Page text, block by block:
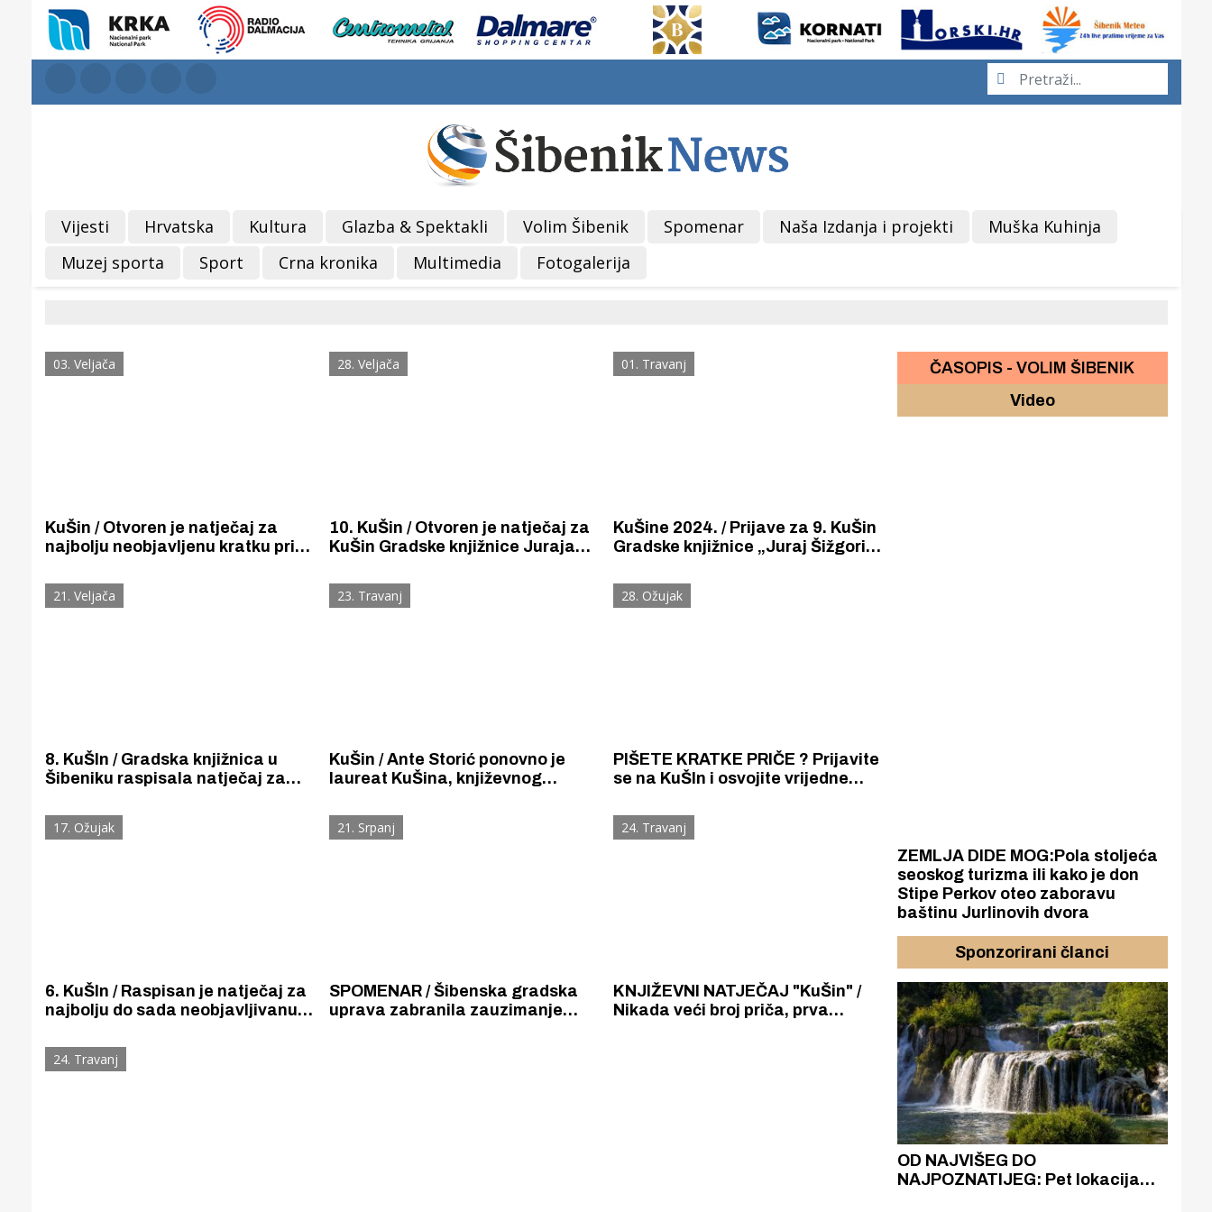
Vijesti Hrvatska Kultura Glazba & Spektakli Volim Šibenik Spomenar Naša Izdanja i projekti
Muška Kuhinja
Muzej sporta
Sport Crna kronika Multimedia Fotogalerija
03. Veljača
KuŠin / Otvoren je natječaj za
najbolju neobjavljenu kratku priču
područja, ove godine nadahnutu
Ivom Brešanom i njegovim
28. Veljača
10. KuŠin / Otvoren je natječaj za
KuŠin Gradske knjižnice Juraja
kratku priču na temu Šibenika
01. Travanj
KuŠine 2024. / Prijave za 9. KuŠin
Gradske knjižnice „Juraj Šižgorić“
travnja 2024.
21. Veljača
8. KuŠIn / Gradska knjižnica u
Šibeniku raspisala natječaj za
23. Travanj
KuŠin / Ante Storić ponovno je
laureat KuŠina, književnog
kratku priču.
28. Ožujak
PIŠETE KRATKE PRIČE ? Prijavite
se na KuŠIn i osvojite vrijedne
17. Ožujak
6. KuŠIn / Raspisan je natječaj za
najbolju do sada neobjavljivanu
21. Srpanj
SPOMENAR / Šibenska gradska
uprava zabranila zauzimanje
24. Travanj
KNJIŽEVNI NATJEČAJ "KuŠin" /
Nikada veći broj priča, prva
24. Travanj
ČASOPIS - VOLIM ŠIBENIK
Video
ZEMLJA DIDE MOG:Pola stoljeća
seoskog turizma ili kako je don
Stipe Perkov oteo zaboravu
baštinu Jurlinovih dvora
Sponzorirani članci
OD NAJVIŠEG DO
NAJPOZNATIJEG: Pet lokacija